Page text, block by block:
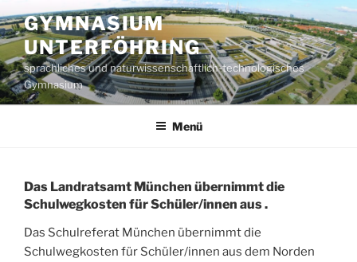
Inhalt
springen
GYMNASIUM
UNTERFÖHRING
sprachliches und naturwissenschaftlich-technologisches
Gymnasium
Menü
Das Landratsamt München übernimmt die
Schulwegkosten für Schüler/innen aus .
Das Schulreferat München übernimmt die
Schulwegkosten für Schüler/innen aus dem Norden